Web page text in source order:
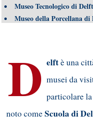
Museo Tecnologico di
Museo della Porcellana di
D elftè una
musei da
particolare
noto comeScuola di